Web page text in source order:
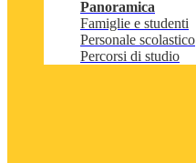
Panoramica
Famiglie e studenti
Personale scolastico
Percorsi di studio